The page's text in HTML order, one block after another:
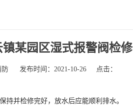
某园区湿式报警阀检修
防 发布时间：2021-10-26 点击：
并检修完好，放水后应能顺利排水。